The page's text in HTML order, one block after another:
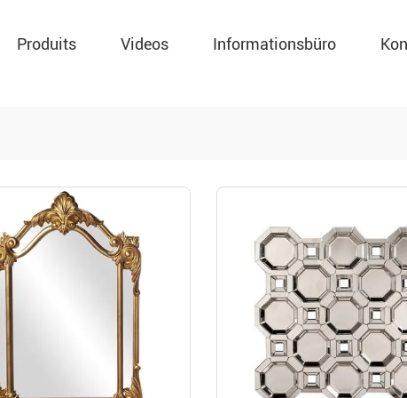
Produits Videos Informationsbüro